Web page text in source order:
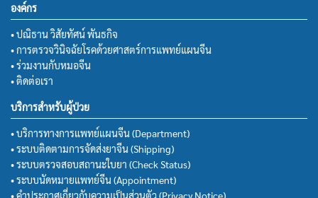
องค์กร
• ปณิธาน วิสัยทัศน์ พันธกิจ
• การตรวจวินิจฉัยโรคด้วยศาสตร์การแพทย์แผนจีน
• ร่วมงานกับหมอจีน
• ติดต่อเรา
บริการสำหรับผู้ป่วย
• บริการทางการแพทย์แผนจีน (Department)
• ระบบติดตามการจัดส่งยาจีน (Shipping)
• ระบบตรวจสอบสถานะใบยา (Check Status)
• ระบบนัดหมายแพทย์จีน (Appointment)
• คำประกาศเกี่ยวกับความเป็นส่วนตัว (Privacy Notice)